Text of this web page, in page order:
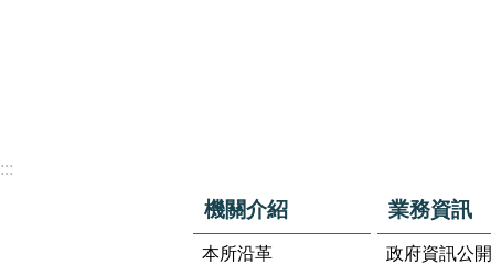
:::
機關介紹
本所沿革
業務資訊
政府資訊公